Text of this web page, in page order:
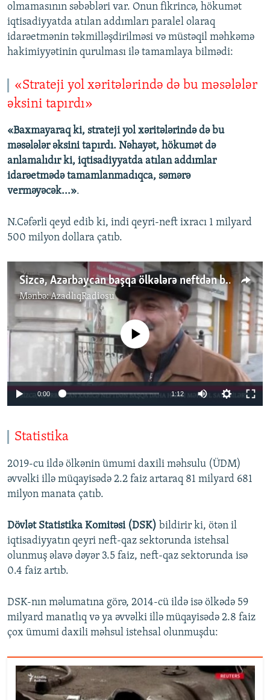
olmamasının səbəbləri var. Onun fikrincə, hökumət
iqtisadiyyatda atılan addımları paralel olaraq
idarəetmənin təkmilləşdirilməsi və müstəqil məhkəmə
hakimiyyətinin qurulması ilə tamamlaya bilmədi:
«Strateji yol xəritələrində də bu məsələlər
əksini tapırdı»
«Baxmayaraq ki, strateji yol xəritələrində də bu
məsələlər əksini tapırdı. Nəhayət, hökumət də
anlamalıdır ki, iqtisadiyyatda atılan addımlar
idarəetmədə tamamlanmadıqca, səmərə
verməyəcək...».
N.Cəfərli qeyd edib ki, indi qeyri-neft ixracı 1 milyard
500 milyon dollara çatıb.
Sizcə, Azərbaycan başqa ölkələrə neftdən başqa hansı məhsullar sata bilər?
Mənbə:AzadlıqRadiosu
No media source currently available
0:00 1:12
Statistika
2019-cu ildə ölkənin ümumi daxili məhsulu (ÜDM)
əvvəlki illə müqayisədə 2.2 faiz artaraq 81 milyard 681
milyon manata çatıb.
Dövlət Statistika Komitəsi (DSK) bildirir ki, ötən il
iqtisadiyyatın qeyri neft-qaz sektorunda istehsal
olunmuş əlavə dəyər 3.5 faiz, neft-qaz sektorunda isə
0.4 faiz artıb.
DSK-nın məlumatına görə, 2014-cü ildə isə ölkədə 59
milyard manatlıq və ya əvvəlki illə müqayisədə 2.8 faiz
çox ümumi daxili məhsul istehsal olunmuşdu: